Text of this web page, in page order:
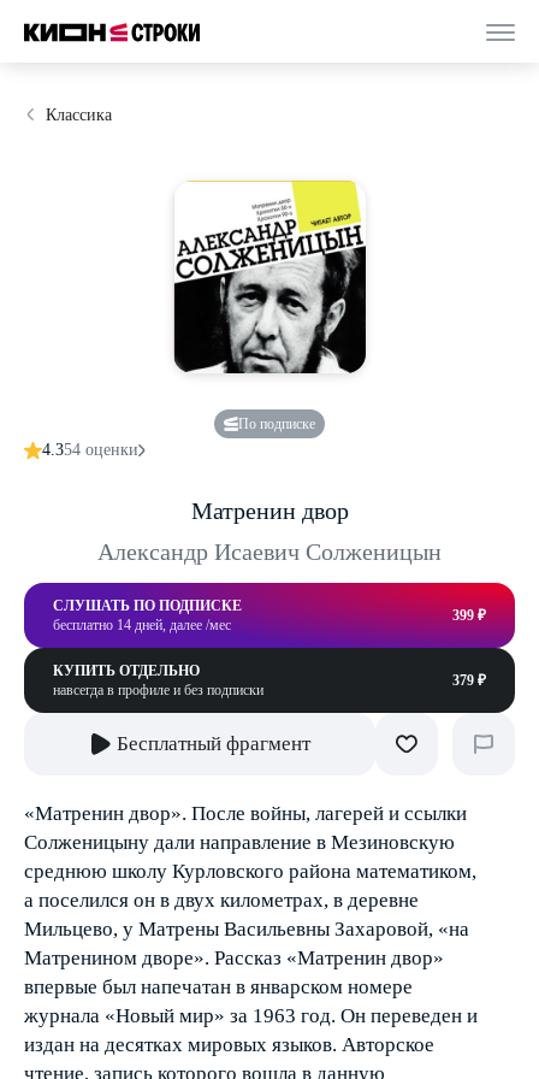
Классика
По подписке
4.354 оценки
Матренин двор
Александр Исаевич Солженицын
СЛУШАТЬ ПО ПОДПИСКЕ
бесплатно 14 дней, далее /мес
399 ₽
КУПИТЬ ОТДЕЛЬНО
навсегда в профиле и без подписки
379 ₽
Бесплатный фрагмент
«Матренин двор». После войны, лагерей и ссылки
Солженицыну дали направление в Мезиновскую
среднюю школу Курловского района математиком,
а поселился он в двух километрах, в деревне
Мильцево, у Матрены Васильевны Захаровой, «на
Матренином дворе». Рассказ «Матренин двор»
впервые был напечатан в январском номере
журнала «Новый мир» за 1963 год. Он переведен и
издан на десятках мировых языков. Авторское
чтение, запись которого вошла в данную